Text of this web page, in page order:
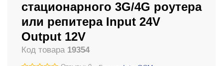
стационарного 3G/4G роутера
или репитера Input 24V
Output 12V
Код товара 19354